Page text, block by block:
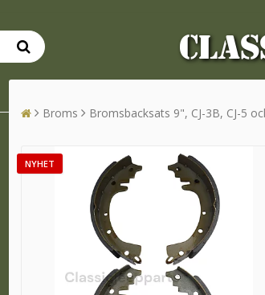
Broms Bromsbacksats 9", CJ-3B, CJ-5
NYHET